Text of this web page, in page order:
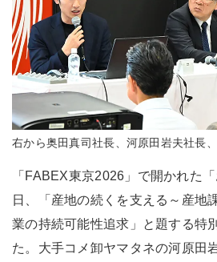
右から奥田真司社長、河原田岩夫社長
「FABEX東京2026」で開かれた
日、「産地の続くを支える～産地
業の持続可能性追求」と題する特
た。大手コメ卸ヤマタネの河原田